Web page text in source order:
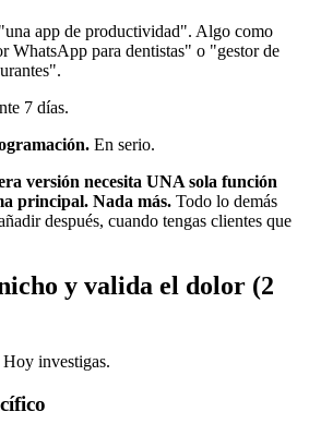
app de productividad". Algo como
WhatsApp para dentistas" o "gestor de
7 días.
En serio.
versión necesita UNA sola función
principal. Nada más. Todo lo demás
después, cuando tengas clientes que
y valida el dolor (2
investigas.